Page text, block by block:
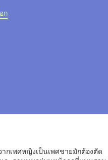
ก
กเพศหญิงเป็นเพศชายมักต้องตัด